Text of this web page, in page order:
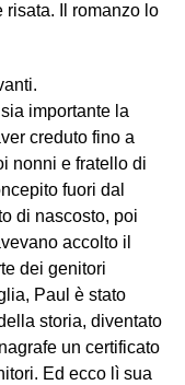
risata. Il romanzo lo
importante la
creduto fino a
nonni e fratello di
fuori dal
di nascosto, poi
accolto il
dei genitori
Paul è stato
storia, diventato
un certificato
Ed ecco lì sua